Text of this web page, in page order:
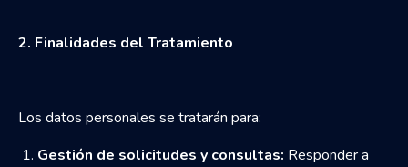
2. Finalidades del Tratamiento
Los datos personales se tratarán para:
1. Gestión de solicitudes y consultas: Responder a